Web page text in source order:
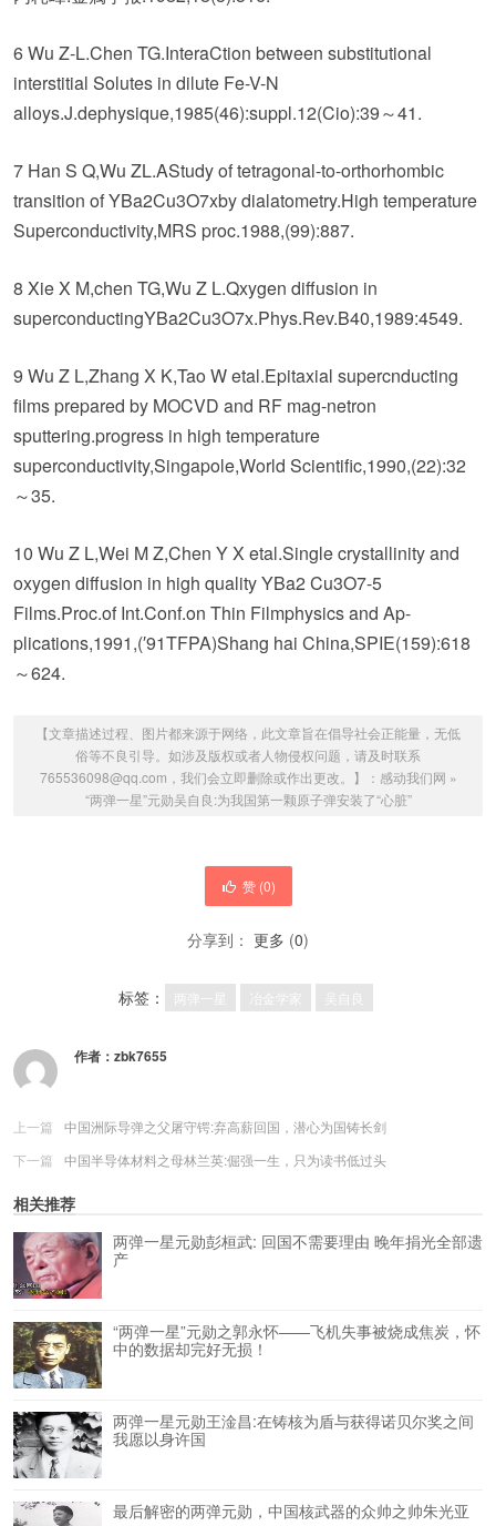
6 Wu Z-L.Chen TG.InteraCtion between substitutional
interstitial Solutes in dilute Fe-V-N
alloys.J.dephysique,1985(46):suppl.12(Cio):39～41.
7 Han S Q,Wu ZL.AStudy of tetragonal-to-orthorhombic
transition of YBa2Cu3O7xby dialatometry.High temperature
Superconductivity,MRS proc.1988,(99):887.
8 Xie X M,chen TG,Wu Z L.Qxygen diffusion in
superconductingYBa2Cu3O7x.Phys.Rev.B40,1989:4549.
9 Wu Z L,Zhang X K,Tao W etal.Epitaxial supercnducting
films prepared by MOCVD and RF mag-netron
sputtering.progress in high temperature
superconductivity,Singapole,World Scientific,1990,(22):32
～35.
10 Wu Z L,Wei M Z,Chen Y X etal.Single crystallinity and
oxygen diffusion in high quality YBa2 Cu3O7-5
Films.Proc.of Int.Conf.on Thin Filmphysics and Ap-
plications,1991,(′91TFPA)Shang hai China,SPIE(159):618
～624.
【文章描述过程、图片都来源于网络，此文章旨在倡导社会正能量，无低
俗等不良引导。如涉及版权或者人物侵权问题，请及时联系
765536098@qq.com，我们会立即删除或作出更改。】： 感动我们网 »
“两弹一星”元勋吴自良:为我国第一颗原子弹安装了“心脏”
赞 (0)
分享到： 更多 (0)
标签： 两弹一星 冶金学家 吴自良
作者： zbk7655
上一篇
中国洲际导弹之父屠守锷:弃高薪回国，潜心为国铸长剑
下一篇
中国半导体材料之母林兰英:倔强一生，只为读书低过头
相关推荐
两弹一星元勋彭桓武: 回国不需要理由 晚年捐光全部遗
产
“两弹一星”元勋之郭永怀——飞机失事被烧成焦炭，怀
中的数据却完好无损！
两弹一星元勋王淦昌:在铸核为盾与获得诺贝尔奖之间
我愿以身许国
最后解密的两弹元勋，中国核武器的众帅之帅朱光亚